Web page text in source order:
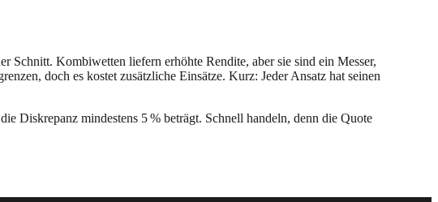
Schnitt. Kombiwetten liefern erhöhte Rendite, aber sie sind ein Messer,
doch es kostet zusätzliche Einsätze. Kurz: Jeder Ansatz hat seinen
Diskrepanz mindestens 5 % beträgt. Schnell handeln, denn die Quote